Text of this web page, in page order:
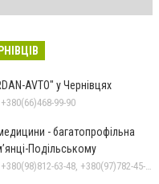
AVTO" у Чернівцях
99-90
- багатопрофільна
Подільському